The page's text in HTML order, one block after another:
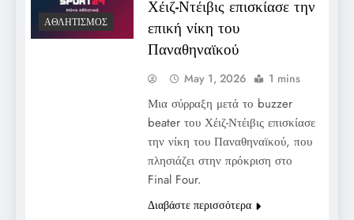
ΑΘΛΗΤΙΣΜΌΣ
Χέιζ-Ντέιβις επισκίασε την
επική νίκη του
Παναθηναϊκού
May 1, 2026 1 mins
Μια σύρραξη μετά το buzzer
beater του Χέιζ-Ντέιβις επισκίασε
την νίκη του Παναθηναϊκού, που
πλησιάζει στην πρόκριση στο
Final Four.
Διαβάστε περισσότερα